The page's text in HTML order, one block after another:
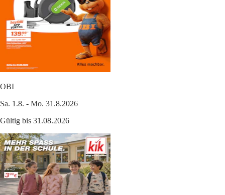
OBI
Sa. 1.8. - Mo. 31.8.2026
Gültig bis 31.08.2026